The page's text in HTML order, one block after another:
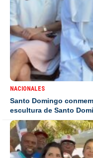
NACIONALES
Santo Domingo
escultura de Santo